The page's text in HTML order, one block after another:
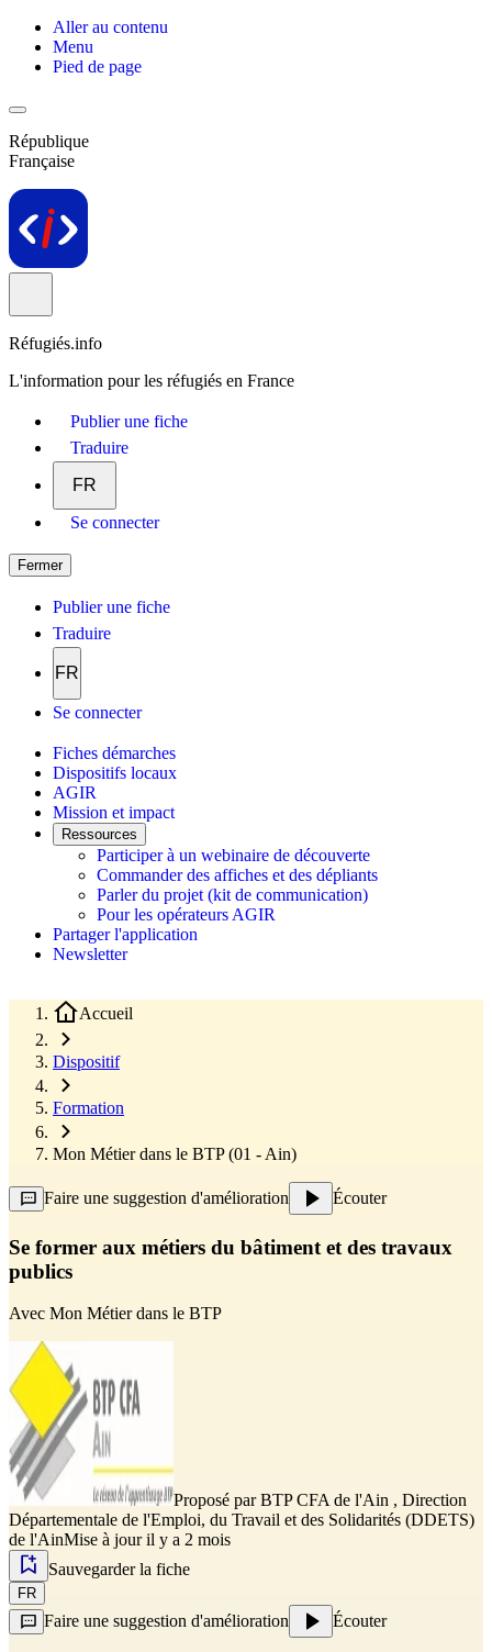
Aller au contenu
Menu
Pied de page
République
Française
Réfugiés.info
L'information pour les réfugiés en France
Publier une fiche
Traduire
FR
Se connecter
Fermer
Publier une fiche
Traduire
FR
Se connecter
Fiches démarches
Dispositifs locaux
AGIR
Mission et impact
Ressources
Participer à un webinaire de découverte
Commander des affiches et des dépliants
Parler du projet (kit de communication)
Pour les opérateurs AGIR
Partager l'application
Newsletter
Accueil
Dispositif
Formation
Mon Métier dans le BTP (01 - Ain)
Faire une suggestion d'amélioration Écouter
Se former aux métiers du bâtiment et des travaux
publics
Avec Mon Métier dans le BTP
Proposé par BTP CFA de l'Ain , Direction
Départementale de l'Emploi, du Travail et des Solidarités (DDETS)
de l'AinMise à jour il y a 2 mois
Sauvegarder la fiche
FR
Faire une suggestion d'amélioration Écouter